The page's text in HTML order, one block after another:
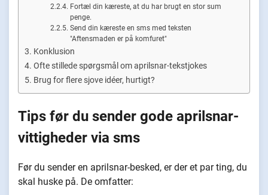
Fortæl din kæreste, at du har brugt en stor sum
penge.
Send din kæreste en sms med teksten
"Aftensmaden er på komfuret"
Konklusion
Ofte stillede spørgsmål om aprilsnar-tekstjokes
Brug for flere sjove idéer, hurtigt?
Tips før du sender gode aprilsnar-
vittigheder via sms
Før du sender en aprilsnar-besked, er der et par ting, du
skal huske på. De omfatter: